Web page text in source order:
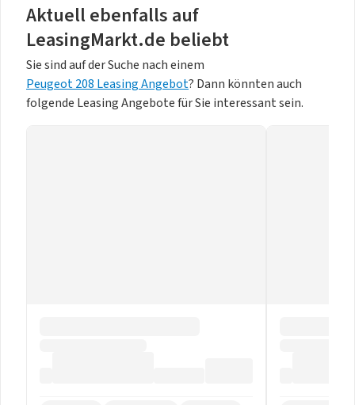
Aktuell ebenfalls auf
LeasingMarkt.de beliebt
Sie sind auf der Suche nach einem
Peugeot 208 Leasing Angebot? Dann könnten auch
folgende Leasing Angebote für Sie interessant sein.